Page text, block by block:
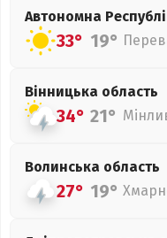
Автономна
33° 19°
Вінницька область
34° 21°
Волинська область
27° 19°